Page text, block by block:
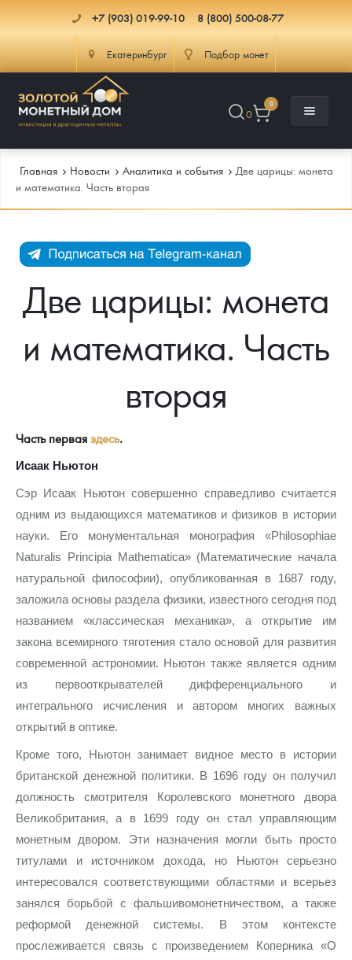
+7 (903) 019-99-10 8 (800) 500-08-77
Екатеринбург Подбор монет
0
0
Каталог Монет
Инвестиционные монеты
Иностранные
Памятные монеты России и СССР
Монеты Царской России
Монеты стран мира после 1950г
Монеты и жетоны ЗМД
Золотой червонец Сеятель
Золотые слитки
Аксессуары
Гарри Поттер
Год Лошади
Флот: ледоколы и корабли
Жетоны "Необыкновенные обитатели глубин"
Русская нумизматика
Наборы подарочных и коллекционных монет
Монеты и жетоны из недрагоценных металлов
Книги по нумизматике
Инфо
Как сделать заказ
Клуб ЗМД
Выкуп монет
Выкуп серебряных монет
Вопрос - ответ
Памятка для работы с монетами из драгметаллов
Условия возврата
Монеты
Политика конфиденциальности
Политика использования Cookies
Положение по обработке и защите персональных данных
Доставка
Подбор монет
Распродажа монет и жетонов
Новости
Итоги 2025 года. Прогноз курсов золота, серебра, платины на
2026 год
Cтатьи
Георгий Победоносец - динамика цен
Курс золота и серебра
Лом выкуп
Скупка слитков
Контакты
О нас
Письмо директору
Пресс-служба
Главная Новости Аналитика и события
Две царицы: монета
и математика. Часть вторая
Две царицы: монета
и математика. Часть
вторая
Часть перваяздесь.
Исаак Ньютон
Сэр Исаак Ньютон совершенно справедливо считается
одним из выдающихся математиков и физиков в истории
науки. Его монументальная монография «Philosophiae
Naturalis Principia Mathematica» (Математические начала
натуральной философии), опубликованная в 1687 году,
заложила основы раздела физики, известного сегодня под
названием «классическая механика», а открытие им
закона всемирного тяготения стало основой для развития
современной астрономии. Ньютон также является одним
из первооткрывателей дифференциального и
интегрального исчисления и автором многих важных
открытий в оптике.
Кроме того, Ньютон занимает видное место в истории
британской денежной политики. В 1696 году он получил
должность смотрителя Королевского монетного двора
Великобритания, а в 1699 году он стал управляющим
монетным двором. Эти назначения могли быть просто
титулами и источником дохода, но Ньютон серьезно
интересовался соответствующими областями и всерьез
занялся борьбой с фальшивомонетничеством, а также
реформой денежной системы. В этом контексте
прослеживается связь с произведением Коперника «О